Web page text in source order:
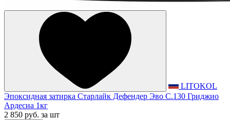
LITOKOL
Эпоксидная затирка Старлайк Дефендер Эво С.130 Гриджио
Ардесиа 1кг
2 850 руб. за шт